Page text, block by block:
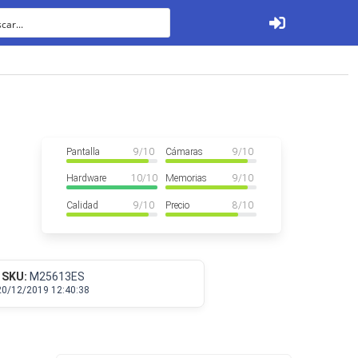
Pantalla 9/ 10 Cámaras 9/ 10
Hardware 10/ 10 Memorias 9/ 10
Calidad 9/ 10 Precio 8/ 10
SKU: M25613ES
12/2019 12:40:38